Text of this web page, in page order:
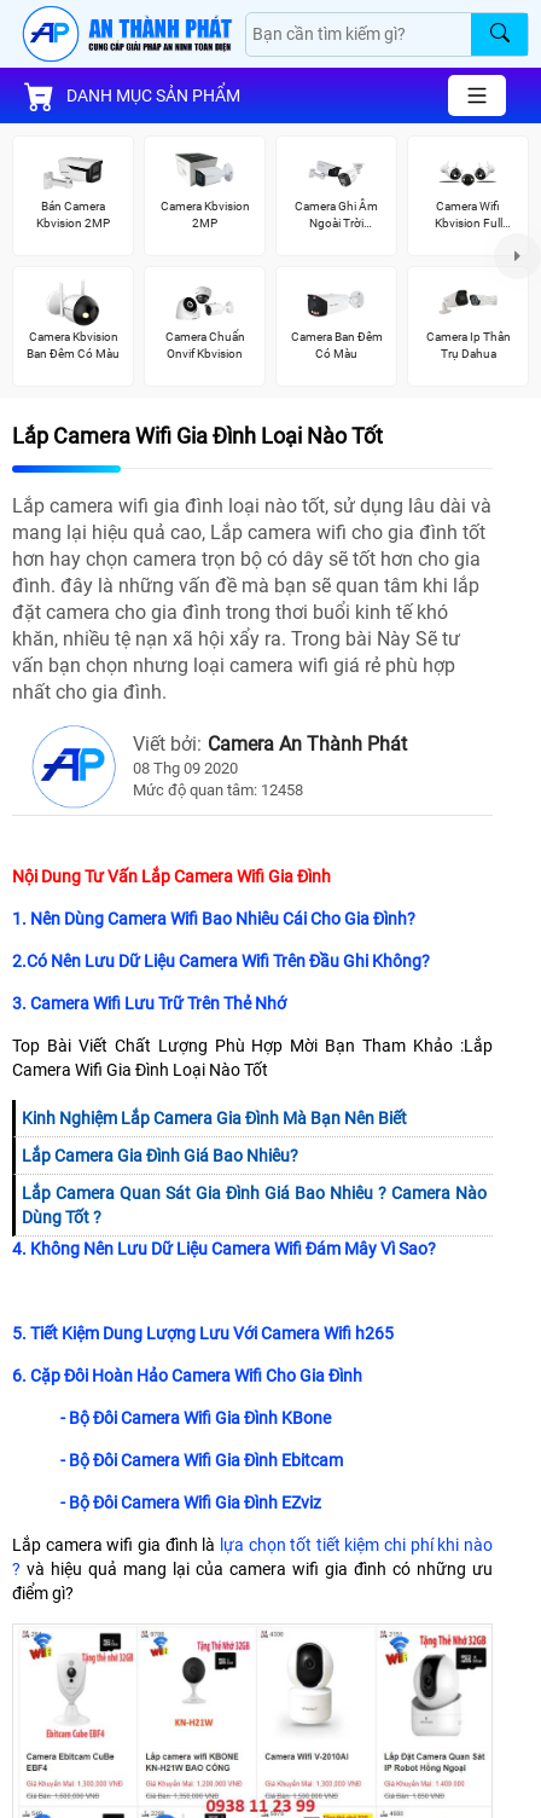
DANH MỤC SẢN PHẨM
Bán Camera
Kbvision 2MP
Camera Kbvision
2MP
Camera Ghi Âm
Ngoài Trời
Camera Wifi
Kbvision Full
Camera Kbvision
Ban Đêm Có Màu
Camera Chuẩn
Onvif Kbvision
Camera Ban Đêm
Có Màu
Camera Ip Thân
Trụ Dahua
Lắp Camera Wifi Gia Đình Loại Nào Tốt
Lắp camera wifi gia đình loại nào tốt, sử dụng lâu dài và
mang lại hiệu quả cao, Lắp camera wifi cho gia đình tốt
hơn hay chọn camera trọn bộ có dây sẽ tốt hơn cho gia
đình. đây là những vấn đề mà bạn sẽ quan tâm khi lắp
đặt camera cho gia đình trong thơi buổi kinh tế khó
khăn, nhiều tệ nạn xã hội xẩy ra. Trong bài Này Sẽ tư
vấn bạn chọn nhưng loại camera wifi giá rẻ phù hợp
nhất cho gia đình.
Viết bởi: Camera An Thành Phát
08 Thg 09 2020
Mức độ quan tâm: 12458
Nội Dung Tư Vấn Lắp Camera Wifi Gia Đình
1. Nên Dùng Camera Wifi Bao Nhiêu Cái Cho Gia Đình?
2.Có Nên Lưu Dữ Liệu Camera Wifi Trên Đầu Ghi Không?
3. Camera Wifi Lưu Trữ Trên Thẻ Nhớ
Top Bài Viết Chất Lượng Phù Hợp Mời Bạn Tham Khảo :Lắp
Camera Wifi Gia Đình Loại Nào Tốt
Kinh Nghiệm Lắp Camera Gia Đình Mà Bạn Nên Biết
Lắp Camera Gia Đình Giá Bao Nhiêu?
Lắp Camera Quan Sát Gia Đình Giá Bao Nhiêu ? Camera Nào
Dùng Tốt ?
4. Không Nên Lưu Dữ Liệu Camera Wifi Đám Mây Vì Sao?
5. Tiết Kiệm Dung Lượng Lưu Với Camera Wifi h265
6. Cặp Đôi Hoàn Hảo Camera Wifi Cho Gia Đình
- Bộ Đôi Camera Wifi Gia Đình KBone
- Bộ Đôi Camera Wifi Gia Đình Ebitcam
- Bộ Đôi Camera Wifi Gia Đình EZviz
Lắp camera wifi gia đình là lựa chọn tốt tiết kiệm chi phí khi nào
? và hiệu quả mang lại của camera wifi gia đình có những ưu
điểm gì?